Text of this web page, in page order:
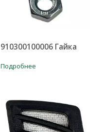
910300100006 Гайка
Подробнее